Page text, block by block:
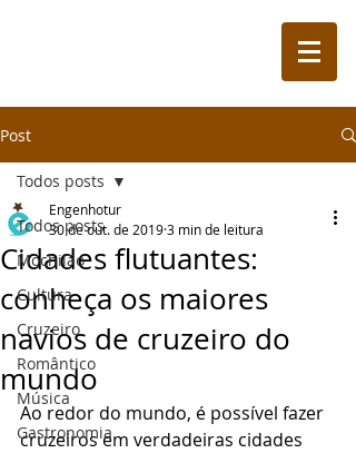
Post
Todos posts
Mochilão
Cultura
Cruzeiro
Romântico
Música
Gastronomia
Todos posts
Cidades flutuantes:
conheça os maiores
navios de cruzeiro do
mundo
Engenhotur
30 de out. de 20193 min de leitura
Ao redor do mundo, é possível fazer
cruzeiros em verdadeiras cidades